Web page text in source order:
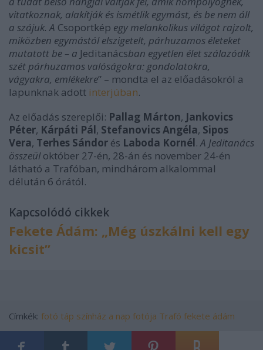
vitatkoznak, alakítják és ismétlik egymást, és be nem áll
a szájuk. A Csoportkép egy melankolikus világot rajzolt,
miközben egymástól elszigetelt, párhuzamos életeket
mutatott be – a Jeditanácsban egyetlen élet szálazódik
szét párhuzamos valóságokra: gondolatokra,
vágyakra, emlékekre” – mondta el az előadásokról a
lapunknak adott interjúban.
Az előadás szereplői: Pallag Márton, Jankovics
Péter, Kárpáti Pál, Stefanovics Angéla, Sipos
Vera, Terhes Sándor és Laboda Kornél.A Jeditanács
összeüloktóber 27-én, 28-án és november 24-én
látható a Trafóban, mindhárom alkalommal
délután 6 órától.
Kapcsolódó cikkek
Fekete Ádám: „Még úszkálni kell egy
kicsit”
Címkék: fotó táp színház a nap fotója Trafó fekete ádám